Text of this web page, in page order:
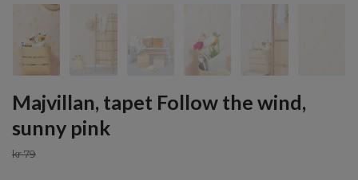
Majvillan, tapet Follow the wind,
sunny pink
kr 79